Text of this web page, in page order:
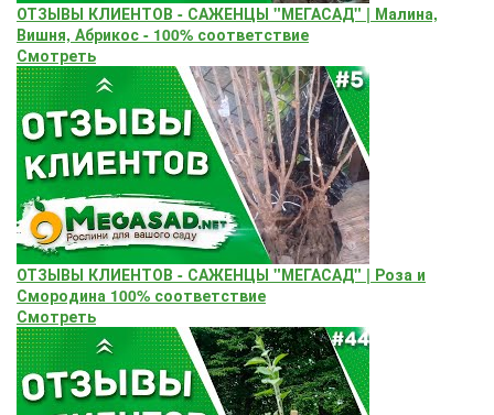
ОТЗЫВЫ КЛИЕНТОВ - САЖЕНЦЫ "МЕГАСАД" | Малина,
Вишня, Абрикос - 100% соответствие
Смотреть
ОТЗЫВЫ КЛИЕНТОВ - САЖЕНЦЫ "МЕГАСАД" | Роза и
Смородина 100% соответствие
Смотреть